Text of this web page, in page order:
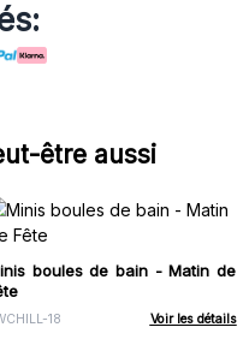
être aussi
boules de bain - Matin de
18 Voir les détails